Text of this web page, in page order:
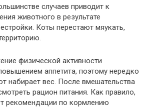
случаев приводит к
животного в результате
Коты перестают мяукать,
физической активности
аппетита, поэтому нередко
набирает вес. После вмешательства
рацион питания. Как правило,
рекомендации по кормлению